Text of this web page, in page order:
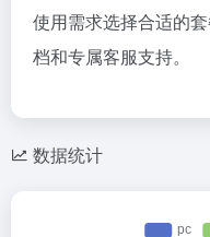
使用需求选择合适的
档和专属客服支持。
数据统计